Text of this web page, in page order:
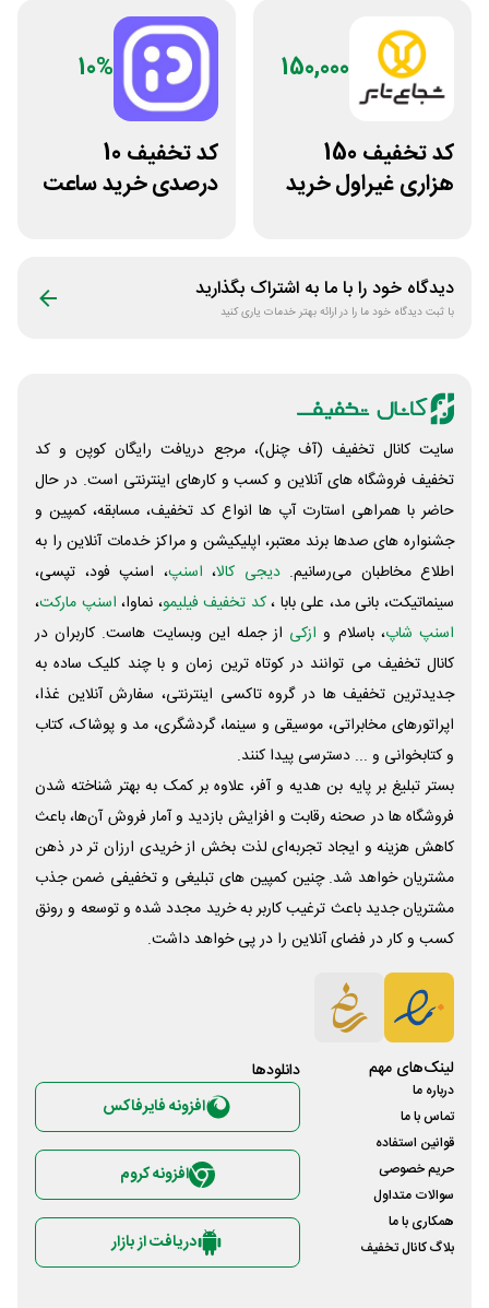
150,000
کد تخفیف 150
هزاری غیراول خرید
10%
کد تخفیف 10
درصدی خرید ساعت
دیدگاه خود را با ما به اشتراک بگذارید
با ثبت دیدگاه خود ما را در ارائه بهتر خدمات یاری کنید
سایت کانال تخفیف (آف چنل)، مرجع دریافت رایگان کوپن و کد
تخفیف فروشگاه های آنلاین و کسب و‌ کارهای اینترنتی است. در حال
حاضر با همراهی استارت آپ ها انواع کد تخفیف، مسابقه، کمپین و
جشنواره های صدها برند معتبر، اپلیکیشن و مراکز خدمات آنلاین را به
اطلاع مخاطبان می‌رسانیم. دیجی کالا، اسنپ، اسنپ فود، تپسی،
سینماتیکت، بانی مد، علی‌ بابا ،کد تخفیف فیلیمو، نماوا، اسنپ مارکت،
اسنپ شاپ، باسلام و ازکی از جمله این وبسایت ‌هاست. کاربران در
کانال تخفیف می توانند در کوتاه ترین زمان و با چند کلیک ساده به
جدیدترین تخفیف ها در گروه تاکسی اینترنتی، سفارش آنلاین غذا،
اپراتورهای مخابراتی، موسیقی و سینما، گردشگری، مد و پوشاک، کتاب
و کتابخوانی و ... دسترسی پیدا کنند.
بستر تبلیغ بر پایه بن هدیه و آفر، علاوه بر کمک به بهتر شناخته شدن
فروشگاه ها در صحنه رقابت و افزایش بازدید و آمار فروش آن‌ها، باعث
کاهش هزینه و ایجاد تجربه‌ای لذت بخش از خریدی ارزان تر در ذهن
مشتریان خواهد شد. چنین کمپین های تبلیغی و تخفیفی ضمن جذب
مشتریان جدید باعث ترغیب کاربر به خرید مجدد شده و توسعه و رونق
کسب و کار در فضای آنلاین را در پی خواهد داشت.
لینک‌های مهم
درباره ما
تماس با ما
قوانین استفاده
حریم خصوصی
سوالات متداول
همکاری با ما
بلاگ کانال تخفیف
دانلود‌ها
افزونه فایرفاکس
افزونه کروم
دریافت از بازار